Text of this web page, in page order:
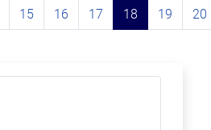
15 16 17 18 19 20